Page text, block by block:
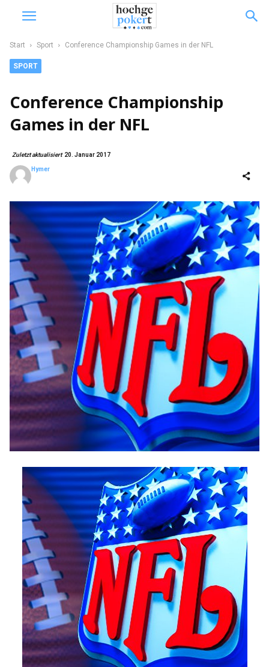
Start Sport Conference Championship Games in der NFL
SPORT
Conference Championship
Games in der NFL
Zuletzt aktualisiert 20. Januar 2017
Hymer